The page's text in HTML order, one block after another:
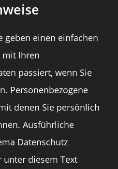
geben einen einfachen
mit Ihren
passiert, wenn Sie
Personenbezogene
denen Sie persönlich
Ausführliche
Datenschutz
unter diesem Text